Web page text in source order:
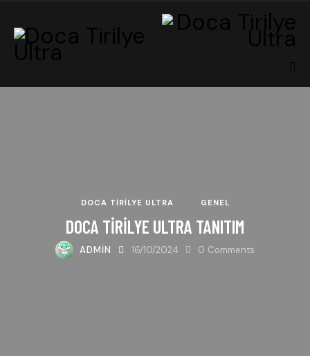
DOCA TIRILYE ULTRA GENEL
DOCA TIRILYE ULTRA TANITIM
ADMIN 16/10/2024 0 Comments